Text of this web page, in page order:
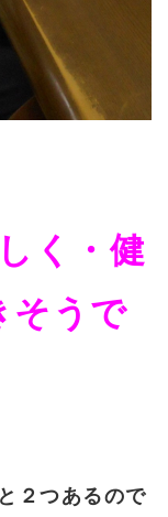
く・健
そうで
２つあるので